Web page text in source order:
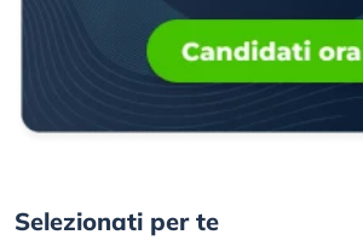
Selezionati per te